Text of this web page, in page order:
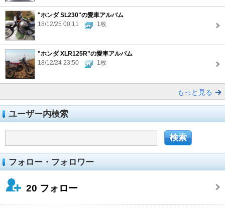
"ホンダ SL230"の愛車アルバム
18/12/25 00:11
1枚
"ホンダ XLR125R"の愛車アルバム
18/12/24 23:50
1枚
もっと見る
ユーザー内検索
フォロー・フォロワー
20 フォロー